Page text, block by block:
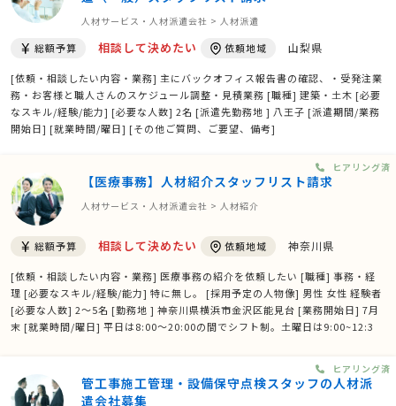
人材サービス・人材派遣会社 > 人材派遣
総額予算 相談して決めたい 依頼地域 山梨県
[依頼・相談したい内容・業務] 主にバックオフィス報告書の確認、・受発注業
務・お客様と職人さんのスケジュール調整・見積業務 [職種] 建築・土木 [必要
なスキル/経験/能力] [必要な人数] 2名 [派遣先勤務地 ] 八王子 [派遣期間/業務
開始日] [就業時間/曜日] [その他ご質問、ご要望、備考]
【医療事務】人材紹介スタッフリスト請求
人材サービス・人材派遣会社 > 人材紹介
総額予算 相談して決めたい 依頼地域 神奈川県
[依頼・相談したい内容・業務] 医療事務の紹介を依頼したい [職種] 事務・経
理 [必要なスキル/経験/能力] 特に無し。 [採用予定の人物像] 男性 女性 経験者
[必要な人数] 2～5名 [勤務地 ] 神奈川県横浜市金沢区能見台 [業務開始日] 7月
末 [就業時間/曜日] 平日は8:00～20:00の間でシフト制。土曜日は9:00~12:3
ヒアリング済
管工事施工管理・設備保守点検スタッフの人材派
遣会社募集
ヒアリング済